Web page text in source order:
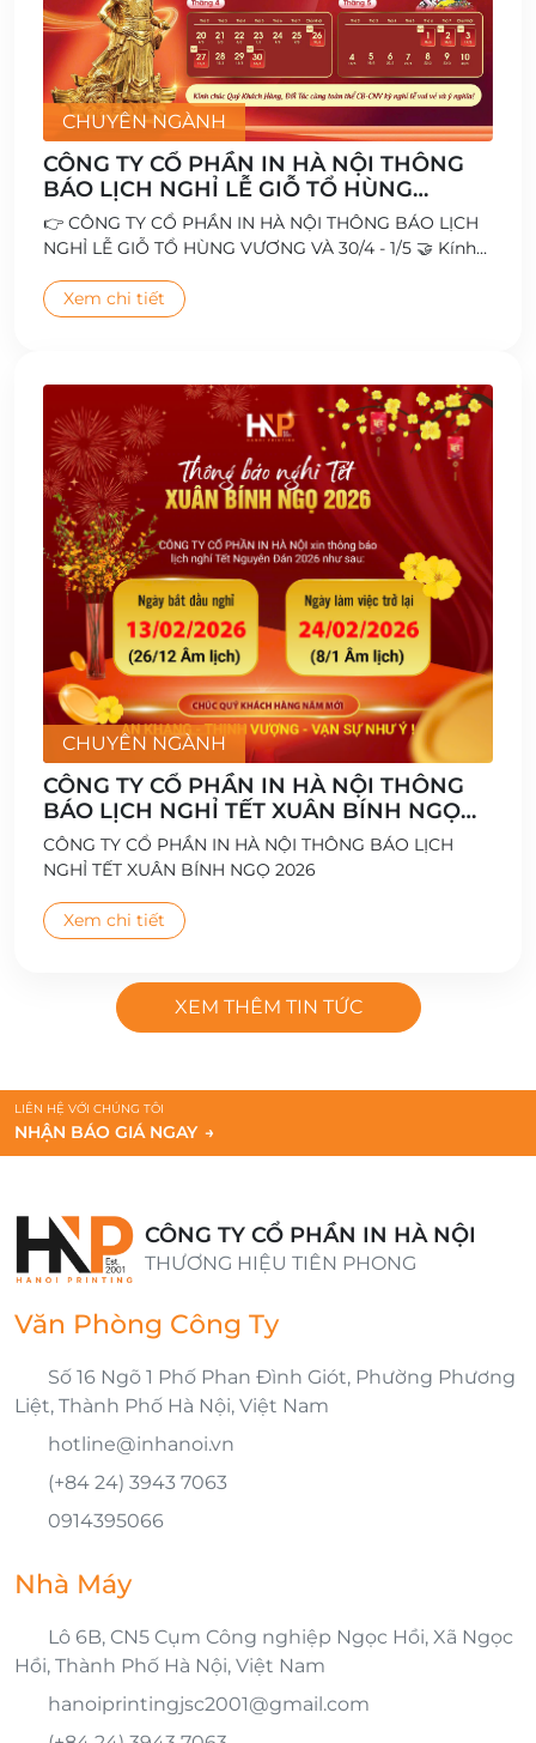
CHUYÊN NGÀNH
CÔNG TY CỔ PHẦN IN HÀ NỘI THÔNG
BÁO LỊCH NGHỈ LỄ GIỖ TỔ HÙNG
VƯƠNG VÀ 30/4 - 1/5
👉 CÔNG TY CỔ PHẦN IN HÀ NỘI THÔNG BÁO LỊCH
NGHỈ LỄ GIỖ TỔ HÙNG VƯƠNG VÀ 30/4 - 1/5 🤝 Kính
- Công nhân viên có kỳ nghỉ lễ vui vẻ và ý nghĩa 🥰
Xem chi tiết
CHUYÊN NGÀNH
CÔNG TY CỔ PHẦN IN HÀ NỘI THÔNG
BÁO LỊCH NGHỈ TẾT XUÂN BÍNH NGỌ
2026
CÔNG TY CỔ PHẦN IN HÀ NỘI THÔNG BÁO LỊCH
NGHỈ TẾT XUÂN BÍNH NGỌ 2026
Xem chi tiết
XEM THÊM TIN TỨC
LIÊN HỆ VỚI CHÚNG TÔI
NHẬN BÁO GIÁ NGAY →
CÔNG TY CỔ PHẦN IN HÀ NỘI
THƯƠNG HIỆU TIÊN PHONG
Văn Phòng Công Ty
Số 16 Ngõ 1 Phố Phan Đình Giót, Phường Phương
Liệt, Thành Phố Hà Nội, Việt Nam
hotline@inhanoi.vn
(+84 24) 3943 7063
0914395066
Nhà Máy
Lô 6B, CN5 Cụm Công nghiệp Ngọc Hồi, Xã Ngọc
Hồi, Thành Phố Hà Nội, Việt Nam
hanoiprintingjsc2001@gmail.com